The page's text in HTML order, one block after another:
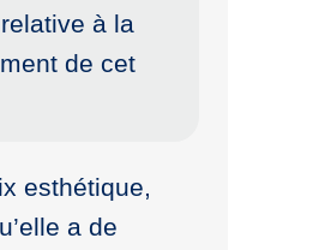
à la
de cet
esthétique,
a de